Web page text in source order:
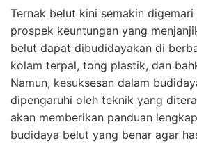
Ternak belut kini semakin
prospek keuntungan yang
belut dapat dibudidayakan di
kolam terpal, tong plastik, dan
Namun, kesuksesan dalam
dipengaruhi oleh teknik yang
akan memberikan panduan
budidaya belut yang benar agar